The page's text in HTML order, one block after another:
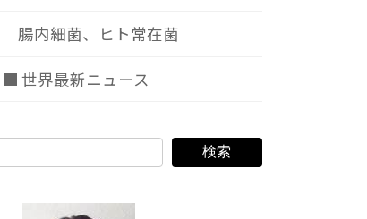
腸内細菌、ヒト常在菌
■ 世界最新ニュース
検索